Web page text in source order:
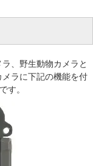
、野生動物カメラと
ラに下記の機能を付
す。